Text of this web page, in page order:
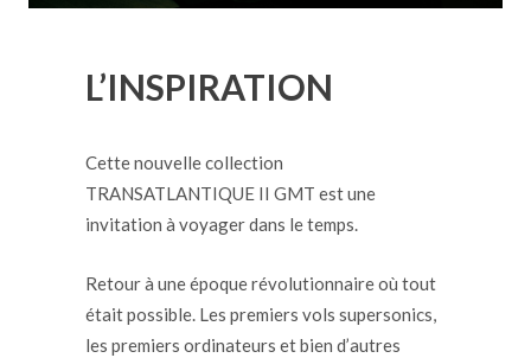
L’INSPIRATION
Cette nouvelle collection
TRANSATLANTIQUE II GMT est une
invitation à voyager dans le temps.
Retour à une époque révolutionnaire où tout
était possible. Les premiers vols supersonics,
les premiers ordinateurs et bien d’autres